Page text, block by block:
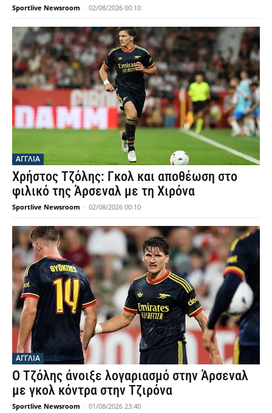
Sportlive Newsroom - 02/08/2026 00:10
ΑΓΓΛΙΑ
Χρήστος Τζόλης: Γκολ και αποθέωση στο
φιλικό της Άρσεναλ με τη Χιρόνα
Sportlive Newsroom - 02/08/2026 00:10
ΑΓΓΛΙΑ
Ο Τζόλης άνοιξε λογαριασμό στην Άρσεναλ
με γκολ κόντρα στην Τζιρόνα
Sportlive Newsroom - 01/08/2026 23:40